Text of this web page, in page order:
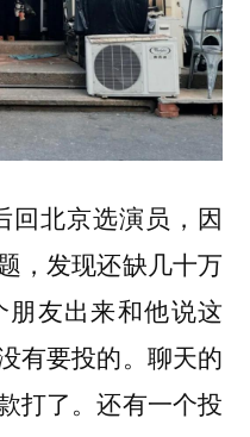
回北京选演员，因
，发现还缺几十万
友出来和他说这
有要投的。聊天的
打了。还有一个投